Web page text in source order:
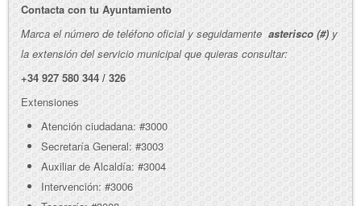
Contacta con tu Ayuntamiento
Marca el número de teléfono oficial y seguidamente asterisco (#)y
la extensión del servicio municipal que quieras consultar:
+34 927 580 344 / 326
Extensiones
Atención ciudadana: #3000
Secretaría General: #3003
Auxiliar de Alcaldía: #3004
Intervención: #3006